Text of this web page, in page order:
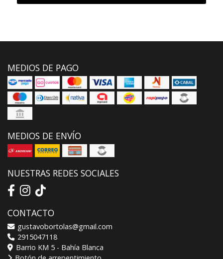
MEDIOS DE PAGO
MEDIOS DE ENVÍO
NUESTRAS REDES SOCIALES
CONTACTO
gustavobortolas@gmail.com
2915047118
Barrio KM 5 - Bahía Blanca